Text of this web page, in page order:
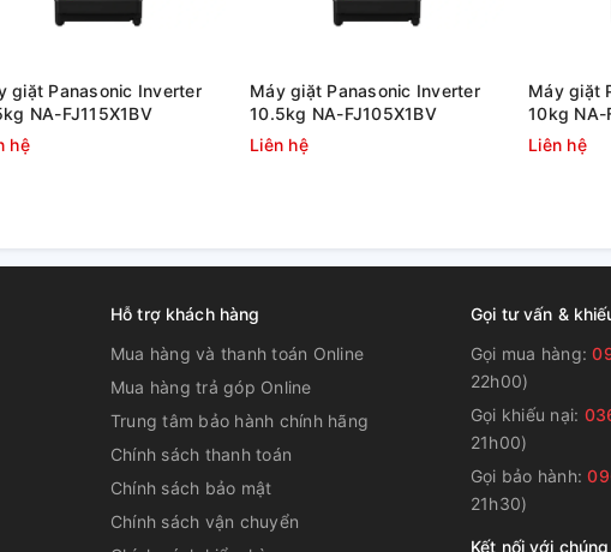
giặt Panasonic Inverter
NA-FJ115X1BV
hệ
Máy giặt Panasonic Inverter
10.5kg NA-FJ105X1BV
Liên hệ
Máy giặt
10kg NA-
Liên hệ
Hỗ trợ khách hàng
Mua hàng và thanh toán Online
Mua hàng trả góp Online
Trung tâm bảo hành chính hãng
Chính sách thanh toán
Chính sách bảo mật
Chính sách vận chuyển
Gọi tư vấn &
Gọi mua hàng:
22h00)
Gọi khiếu nại:
21h00)
Gọi bảo hành:
21h30)
Kết nối với